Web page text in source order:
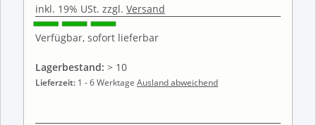
inkl. 19% USt. zzgl. Versand
Verfügbar, sofort lieferbar
Lagerbestand: > 10
Lieferzeit: 1 - 6 Werktage Ausland abweichend